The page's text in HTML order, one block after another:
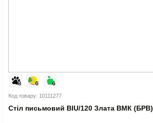
Код товару: 10111277
Стіл письмовий BIU/120 Злата ВМК (БРВ)